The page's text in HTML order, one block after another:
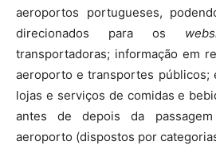
aeroportos portugueses,
direcionados para os
transportadoras; informação em
aeroporto e transportes públicos;
lojas e serviços de comidas e
antes de depois da
aeroporto (dispostos por